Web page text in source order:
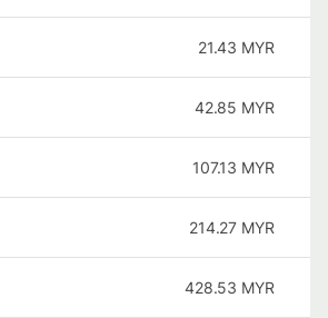
21.43 MYR
42.85 MYR
107.13 MYR
214.27 MYR
428.53 MYR